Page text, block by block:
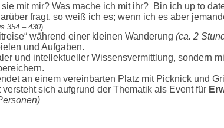
mit mir? Was mache ich mit ihr? Bin ich up to
fragt, so weiß ich es; wenn ich es aber
354 – 430)
während einer kleinen Wanderung (ca. 2
und Aufgaben.
und intellektueller Wissensvermittlung, sondern
an einem vereinbarten Platz mit Picknick und
versteht sich aufgrund der Thematik als Event für